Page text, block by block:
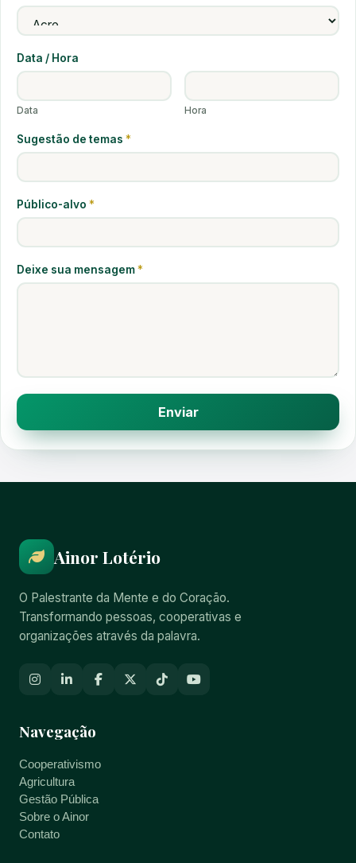
Data / Hora
Data Hora
Sugestão de temas *
Público-alvo *
Deixe sua mensagem*
Enviar
Ainor Lotério
O Palestrante da Mente e do Coração.
Transformando pessoas, cooperativas e
organizações através da palavra.
Navegação
Cooperativismo
Agricultura
Gestão Pública
Sobre o Ainor
Contato